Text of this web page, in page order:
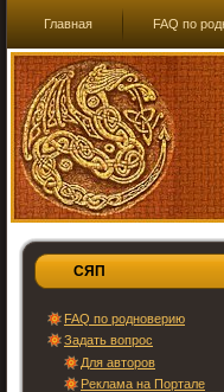
Главная FAQ по
СЯП
FAQ по родноверию
Задать вопрос
Для авторов
Реклама на Портале